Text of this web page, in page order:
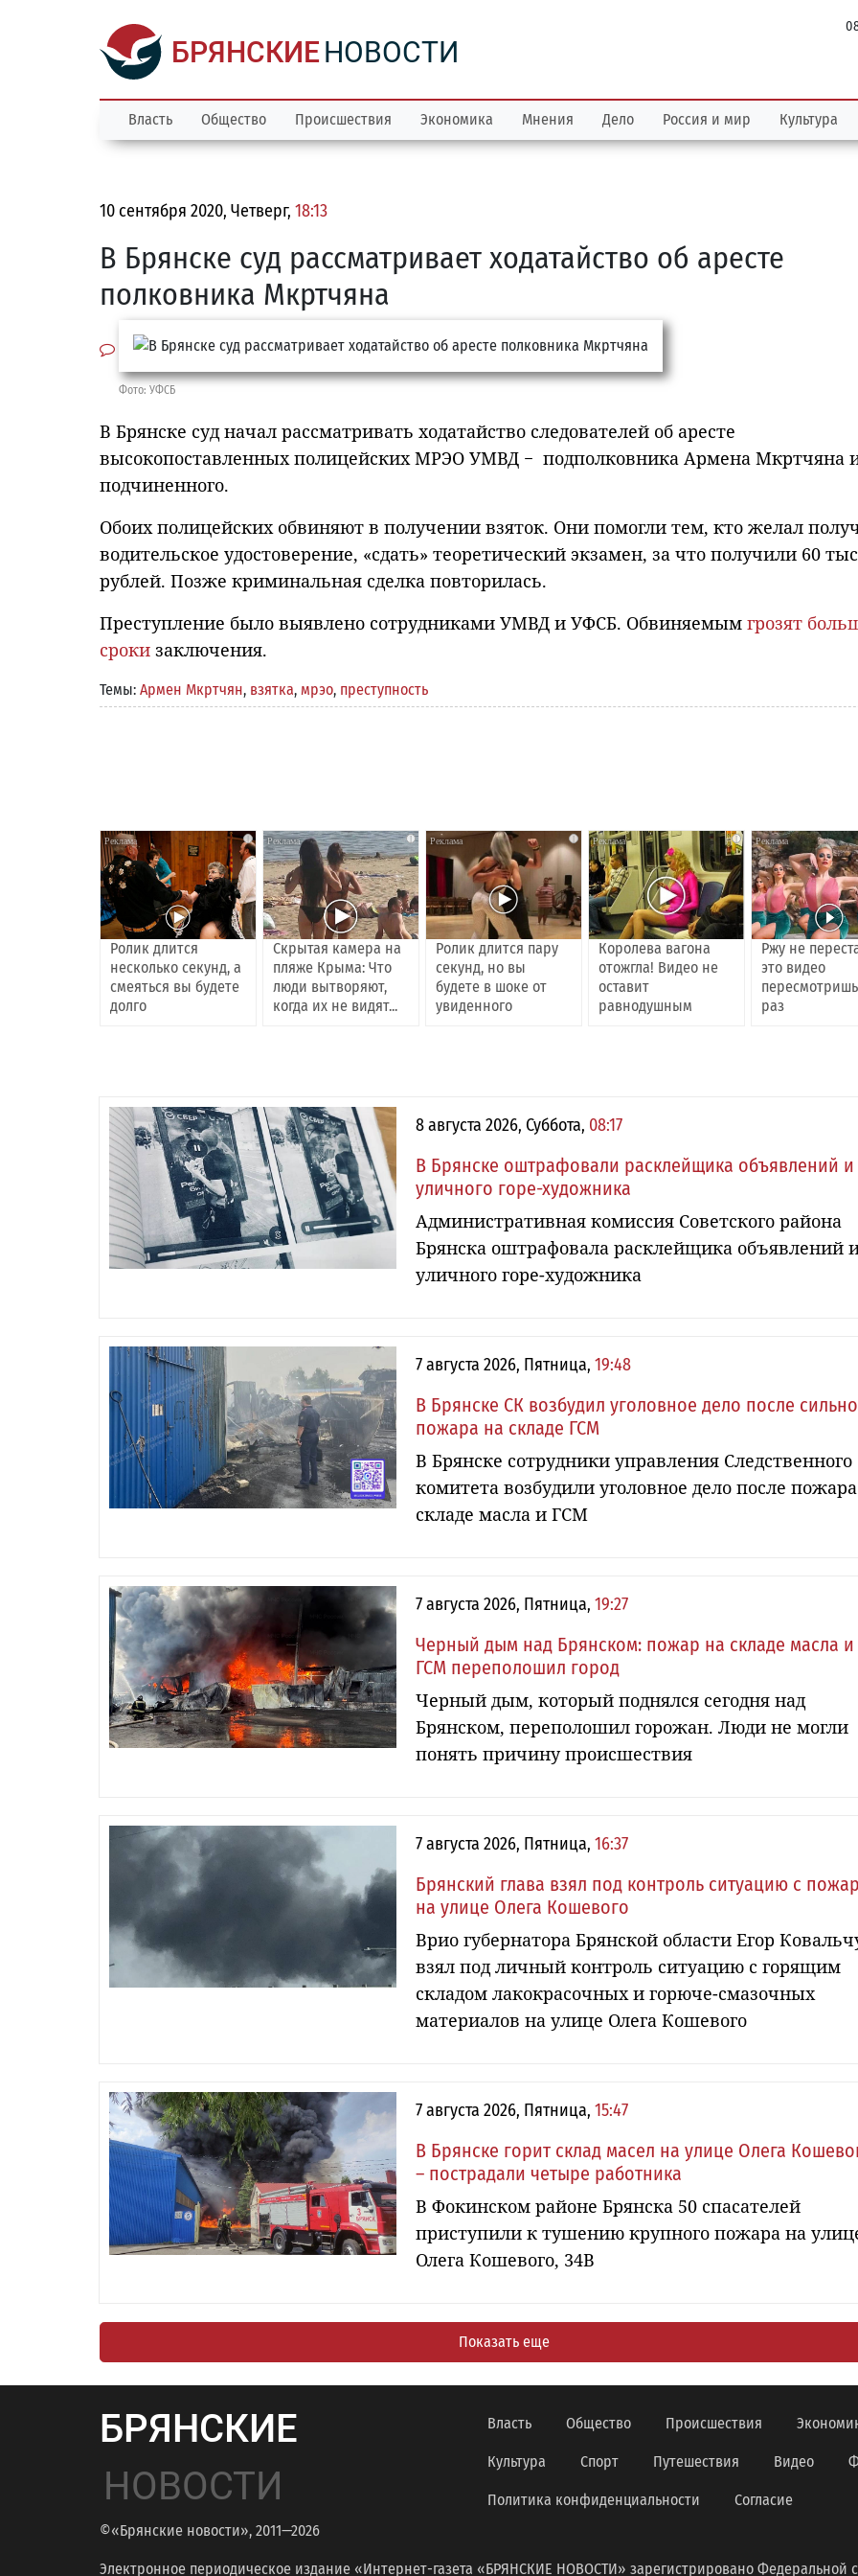
БРЯНСКИЕНОВОСТИ
Власть Общество Происшествия Экономика Мнения Дело Россия и мир Культура
10 сентября 2020, Четверг, 18:13
В Брянске суд рассматривает ходатайство об аресте
полковника Мкртчяна
Фото: УФСБ
В Брянске суд начал рассматривать ходатайство следователей об аресте
высокопоставленных полицейских МРЭО УМВД − подполковника Армена Мкртчяна
подчиненного.
Обоих полицейских обвиняют в получении взяток. Они помогли тем, кто желал
водительское удостоверение, «сдать» теоретический экзамен, за что получили 60
рублей. Позже криминальная сделка повторилась.
Преступление было выявлено сотрудниками УМВД и УФСБ. Обвиняемым грозят
сроки заключения.
Темы: Армен Мкртчян, взятка, мрэо, преступность
i
Ролик длится
несколько секунд, а
смеяться вы будете
долго
i
Скрытая камера на
пляже Крыма: Что
люди вытворяют,
когда их не видят...
i
Ролик длится пару
секунд, но вы
будете в шоке от
увиденного
i
Королева вагона
отожгла! Видео не
оставит
равнодушным
Ржу не
это видео
раз
8 августа 2026, Суббота, 08:17
В Брянске оштрафовали расклейщика объявлений и
уличного горе-художника
Административная комиссия Советского района
Брянска оштрафовала расклейщика объявлений
уличного горе-художника
7 августа 2026, Пятница, 19:48
В Брянске СК возбудил уголовное дело после
пожара на складе ГСМ
В Брянске сотрудники управления Следственного
комитета возбудили уголовное дело после
складе масла и ГСМ
7 августа 2026, Пятница, 19:27
Черный дым над Брянском: пожар на складе масла и
ГСМ переполошил город
Черный дым, который поднялся сегодня над
Брянском, переполошил горожан. Люди не могли
понять причину происшествия
7 августа 2026, Пятница, 16:37
Брянский глава взял под контроль ситуацию с
на улице Олега Кошевого
Врио губернатора Брянской области Егор
взял под личный контроль ситуацию с горящим
складом лакокрасочных и горюче-смазочных
материалов на улице Олега Кошевого
7 августа 2026, Пятница, 15:47
В Брянске горит склад масел на улице Олега
– пострадали четыре работника
В Фокинском районе Брянска 50 спасателей
приступили к тушению крупного пожара на
Олега Кошевого, 34В
Показать еще
БРЯНСКИЕ
НОВОСТИ
©«Брянские новости», 2011—2026
Власть Общество Происшествия
Культура Спорт Путешествия Видео
Политика конфиденциальности Согласие
Электронное периодическое издание «Интернет-газета «БРЯНСКИЕ НОВОСТИ» зарегистрировано Федеральной